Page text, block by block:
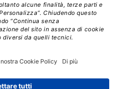
LSWR
Group
Edizioni. Direzione, amministrazione,